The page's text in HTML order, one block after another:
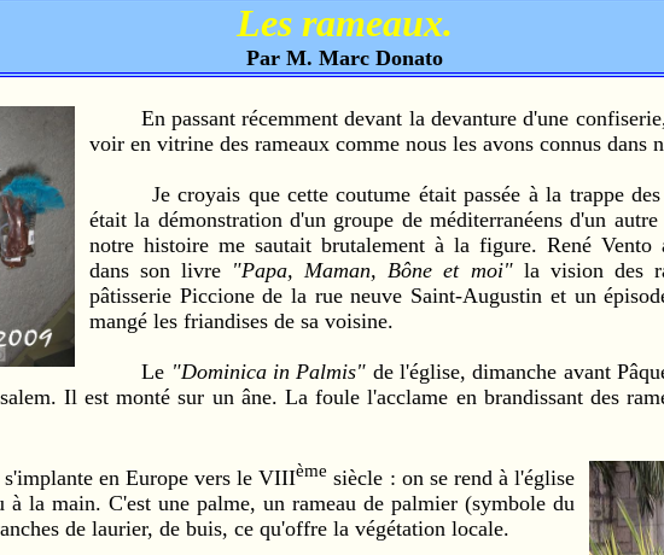
Les rameaux.
Par M. Marc Donato
En passant récemment devant la devanture d'une
voir en vitrine des rameaux comme nous les avons connus dans
Je croyais que cette coutume était passée à la trappe des
était la démonstration d'un groupe de méditerranéens d'un
notre histoire me sautait brutalement à la figure. René Vento
dans son livre "Papa, Maman, Bône et moi"la vision des
pâtisserie Piccione de la rue neuve Saint-Augustin et un
mangé les friandises de sa voisine.
Le "Dominica in Palmis" de l'église, dimanche avant
Il est monté sur un âne. La foule l'acclame en brandissant des
en Europe vers le VIIIème siècle : on se rend à l'église
à la main. C'est une palme, un rameau de palmier (symbole du
de laurier, de buis, ce qu'offre la végétation locale.